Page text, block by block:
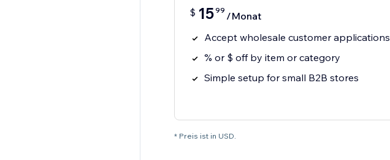
$ 1599 /Monat
Accept wholesale customer applications
% or $ off by item or category
Simple setup for small B2B stores
* Preis ist in USD.